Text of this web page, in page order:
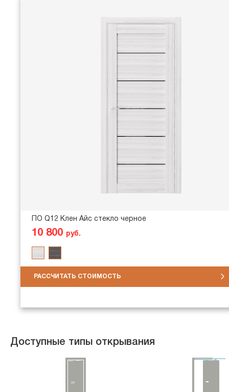
ПО Q12 Клен Айс стекло черное
10 800 руб.
РАССЧИТАТЬ СТОИМОСТЬ
Доступные типы открывания